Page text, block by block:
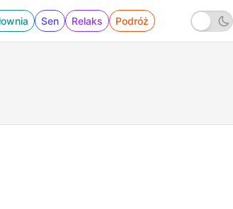
Sen Relaks Podróż